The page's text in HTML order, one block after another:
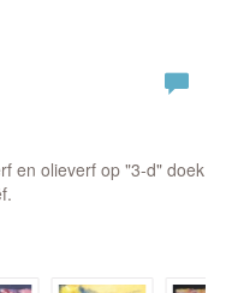
en olieverf op "3-d" doek